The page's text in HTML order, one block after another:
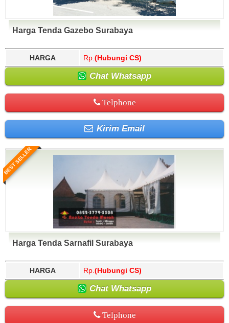
Harga Tenda Gazebo Surabaya
HARGA Rp. (Hubungi CS)
Chat Whatsapp
Telphone
Kirim Email
BEST SELLER
Harga Tenda Sarnafil Surabaya
HARGA Rp. (Hubungi CS)
Chat Whatsapp
Telphone